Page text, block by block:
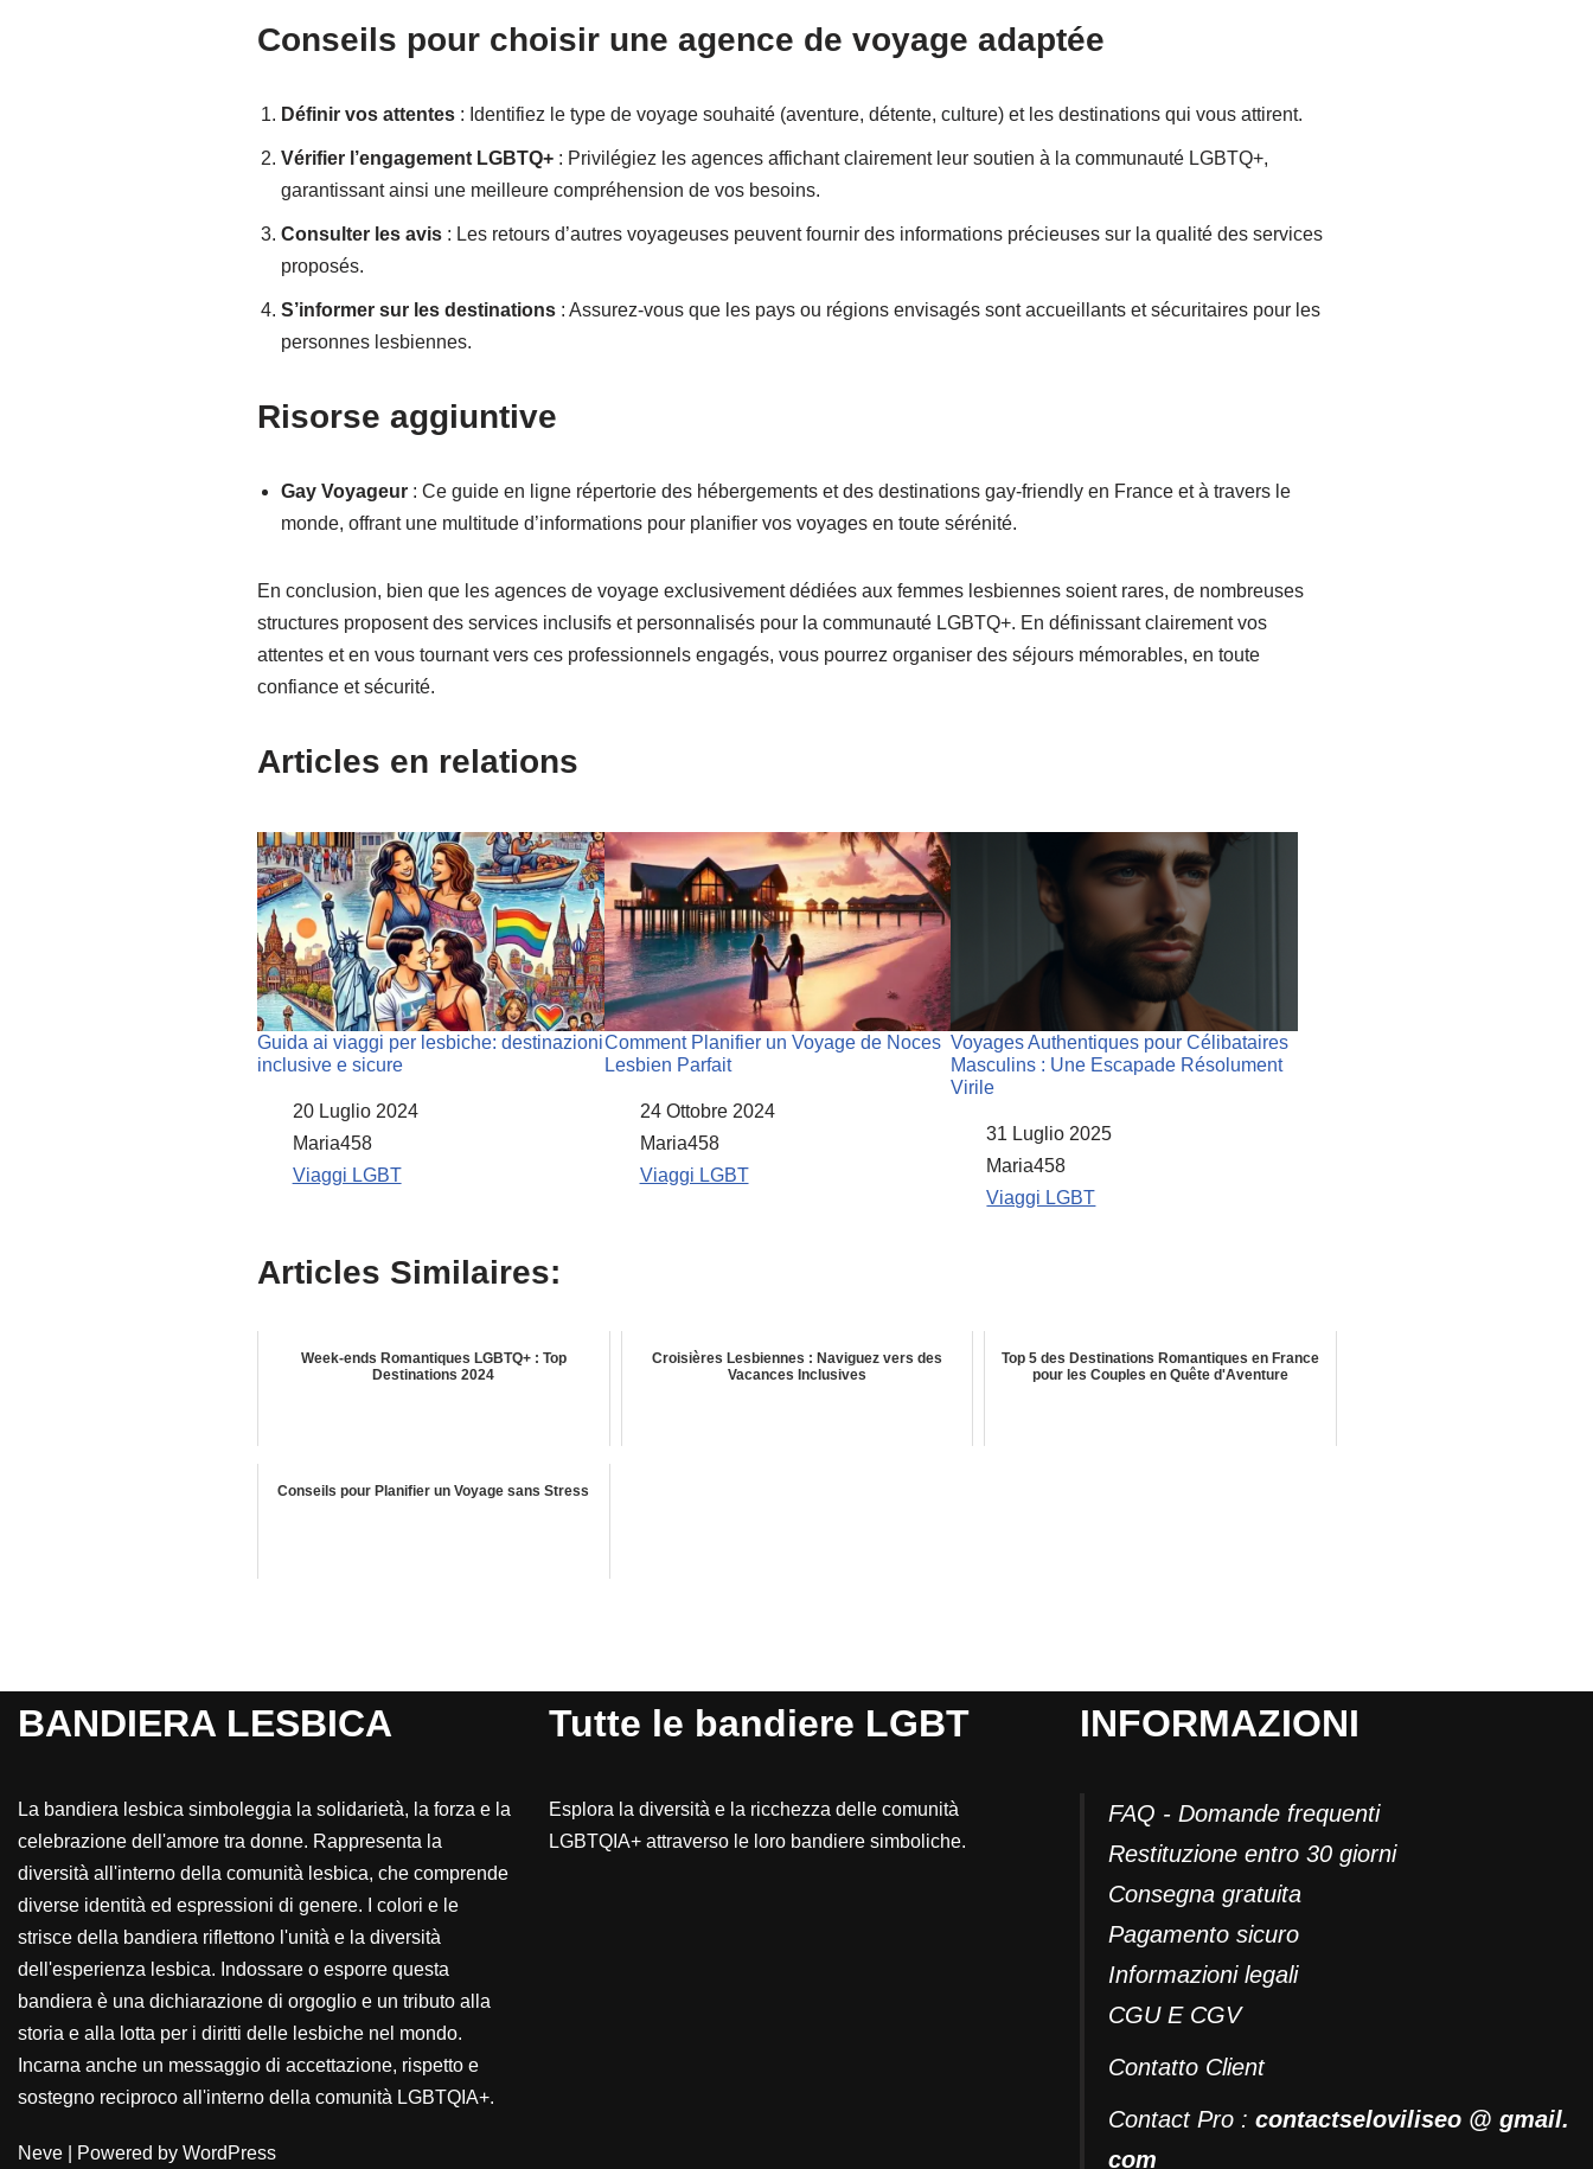
Conseils pour choisir une agence de voyage adaptée
Définir vos attentes: Identifiez le type de voyage souhaité (aventure, détente, culture) et les destinations qui vous attirent.
Vérifier l’engagement LGBTQ+: Privilégiez les agences affichant clairement leur soutien à la communauté LGBTQ+,
garantissant ainsi une meilleure compréhension de vos besoins.
Consulter les avis: Les retours d’autres voyageuses peuvent fournir des informations précieuses sur la qualité des services
proposés.
S’informer sur les destinations: Assurez-vous que les pays ou régions envisagés sont accueillants et sécuritaires pour les
personnes lesbiennes.
Risorse aggiuntive
Gay Voyageur: Ce guide en ligne répertorie des hébergements et des destinations gay-friendly en France et à travers le
monde, offrant une multitude d’informations pour planifier vos voyages en toute sérénité.
En conclusion, bien que les agences de voyage exclusivement dédiées aux femmes lesbiennes soient rares, de nombreuses
structures proposent des services inclusifs et personnalisés pour la communauté LGBTQ+. En définissant clairement vos
attentes et en vous tournant vers ces professionnels engagés, vous pourrez organiser des séjours mémorables, en toute
confiance et sécurité.
Articles en relations
Guida ai viaggi per lesbiche: destinazioni
inclusive e sicure
Data20 Luglio 2024
AutoreMaria458
In relazione a
Viaggi LGBT
Comment Planifier un Voyage de Noces
Lesbien Parfait
Data24 Ottobre 2024
AutoreMaria458
In relazione a
Viaggi LGBT
Voyages Authentiques pour Célibataires
Masculins : Une Escapade Résolument
Virile
Data31 Luglio 2025
AutoreMaria458
In relazione a
Viaggi LGBT
Articles Similaires:
Week-ends Romantiques LGBTQ+ : Top
Destinations 2024
Croisières Lesbiennes : Naviguez vers des
Vacances Inclusives
Top 5 des Destinations Romantiques en France
pour les Couples en Quête d'Aventure
Conseils pour Planifier un Voyage sans Stress
BANDIERA LESBICA
La bandiera lesbica simboleggia la solidarietà, la forza e la
celebrazione dell'amore tra donne. Rappresenta la
diversità all'interno della comunità lesbica, che comprende
diverse identità ed espressioni di genere. I colori e le
strisce della bandiera riflettono l'unità e la diversità
dell'esperienza lesbica. Indossare o esporre questa
bandiera è una dichiarazione di orgoglio e un tributo alla
storia e alla lotta per i diritti delle lesbiche nel mondo.
Incarna anche un messaggio di accettazione, rispetto e
sostegno reciproco all'interno della comunità LGBTQIA+.
Neve | Powered by WordPress
Tutte le bandiere LGBT
Esplora la diversità e la ricchezza delle comunità
LGBTQIA+ attraverso le loro bandiere simboliche.
INFORMAZIONI
FAQ - Domande frequenti
Restituzione entro 30 giorni
Consegna gratuita
Pagamento sicuro
Informazioni legali
CGU E CGV
Contatto Client
Contact Pro : contactseloviliseo @ gmail.
com